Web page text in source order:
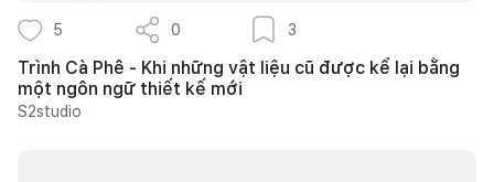
5 0 3
Trình Cà Phê - Khi những vật liệu cũ được kể lại bằng
một ngôn ngữ thiết kế mới
S2studio